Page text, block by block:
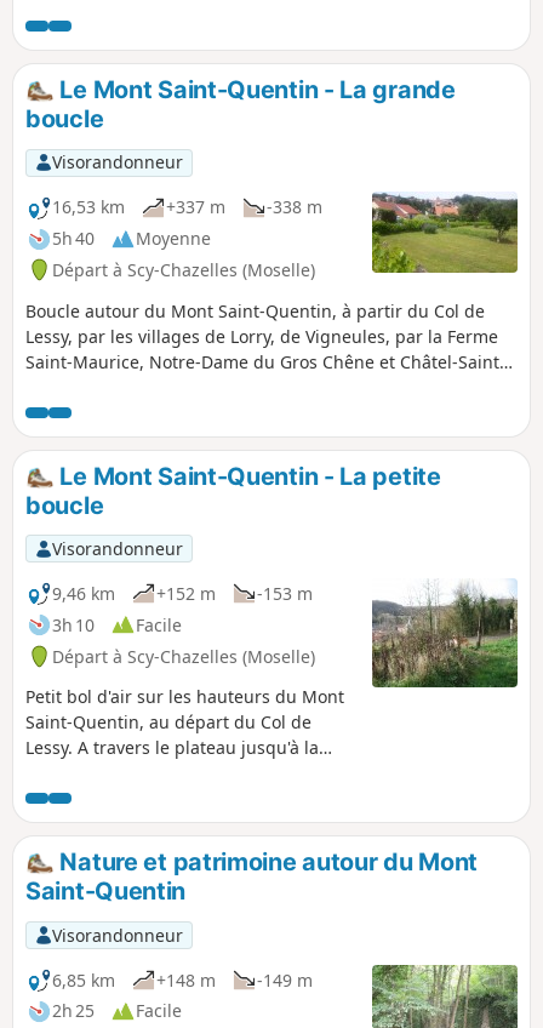
unes de ses plus belles ruelles.
Le Mont Saint-Quentin - La grande
boucle
Visorandonneur
16,53 km
+337 m
-338 m
5h 40
Moyenne
Départ à Scy-Chazelles (Moselle)
Boucle autour du Mont Saint-Quentin, à partir du Col de
Lessy, par les villages de Lorry, de Vigneules, par la Ferme
Saint-Maurice, Notre-Dame du Gros Chêne et Châtel-Saint-
Le Mont Saint-Quentin - La petite
boucle
Visorandonneur
9,46 km
+152 m
-153 m
3h 10
Facile
Départ à Scy-Chazelles (Moselle)
Petit bol d'air sur les hauteurs du Mont
Saint-Quentin, au départ du Col de
Lessy. A travers le plateau jusqu'à la
retour par Lessy
Nature et patrimoine autour du Mont
Saint-Quentin
Visorandonneur
6,85 km
+148 m
-149 m
2h 25
Facile